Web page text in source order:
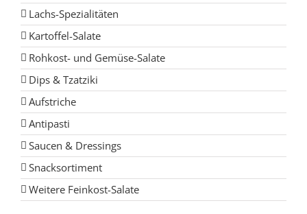
Lachs-Spezialitäten
Kartoffel-Salate
Rohkost- und Gemüse-Salate
Dips & Tzatziki
Aufstriche
Antipasti
Saucen & Dressings
Snacksortiment
Weitere Feinkost-Salate